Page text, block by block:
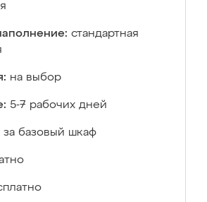
стандартная
на выбор
5-7 рабочих дней
за базовый шкаф